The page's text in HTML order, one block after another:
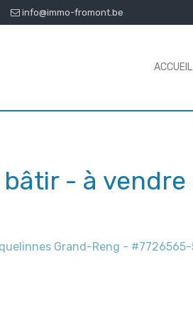
info@immo-fromont.be
ACCUEIL
bâtir - à vendre